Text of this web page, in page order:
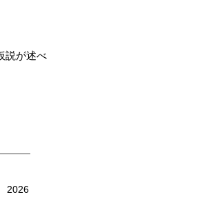
説が述べ
2026